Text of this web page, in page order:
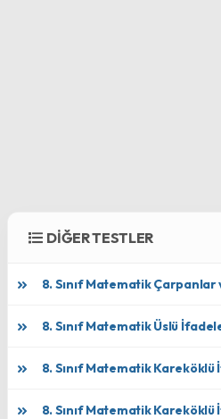
DİĞER TESTLER
8. Sınıf Matematik
8. Sınıf Matematik Üslü
8. Sınıf Matematik
8. Sınıf Matematik